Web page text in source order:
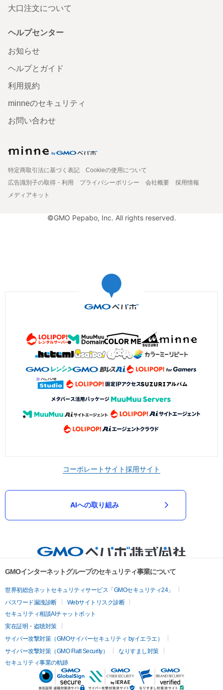
大口注文について
ヘルプセンター
お知らせ
ヘルプとガイド
利用規約
minneのセキュリティ
お問い合わせ
特定商取引法に基づく表記
Cookieの使用について
広告識別子の取得・利用
プライバシーポリシー 会社概要
採用情報
メディアキット
©GMO Pepabo, Inc. All rights reserved.
コーポレートサイト採用サイト
AIへの取り組み
GMOインターネットグループのセキュリティ事業について
世界初総合ネットセキュリティサービス「GMOセキュリティ24」
パスワード漏洩診断
Webサイトリスク診断
セキュリティ相談AIチャットボット
実在証明・盗聴対策
サイバー攻撃対策（GMOサイバーセキュリティ byイエラエ）
サイバー攻撃対策（GMO Flatt Security）
なりすまし対策
セキュリティ事業の軌跡